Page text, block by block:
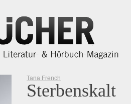
Tana French
Sterbenskalt